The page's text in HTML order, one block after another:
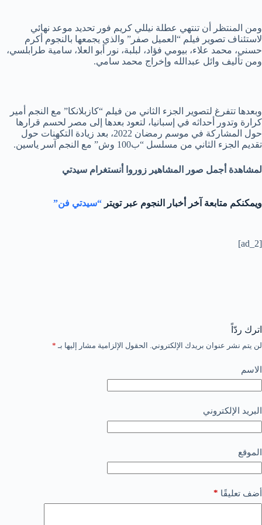
ومن المنتظر أن تنتهي عطلة نيللي كريم فور تحديد موعد نهائي
لاستئناف تصوير فيلم “العميل صفر” والذي يجمعها بالنجوم أكرم
حسني، محمد علاء، بيومي فؤاد، لبلبة، نور أبو العلا، سامية طرابلسي،
ومن تأليف وائل عبدالله وإخراج محمد سامي.
وبعدها تتفرغ لتصوير الجزء الثاني من فيلم “كازبلانكا” مع النجم أمير
كرارة وتدور أحداثه في إسبانيا، لتعود بعدها إلى مصر لحسم قرارها
حول المشاركة في موسم رمضان 2022، بعد زيادة التكهنات حول
تقديم الجزء الثاني من مسلسل “ب100 وش” مع النجم آسر ياسين.
لمشاهدة أجمل صور المشاهير زوروا أنستغرام سيدتي
ويمكنكم متابعة آخر أخبار النجوم عبر تويتر “سيدتي فن”
[ad_2]
اترك ردّاً
لن يتم نشر عنوان بريدك الإلكتروني. الحقول الإلزامية مشار إليها بـ *
الاسم
البريد الإلكتروني
الموقع
أضف تعليقًا *